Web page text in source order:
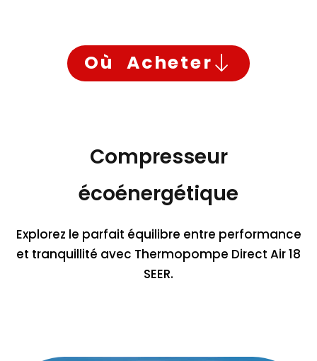
Où Acheter
Compresseur
écoénergétique
Explorez le parfait équilibre entre performance
et tranquillité avec Thermopompe Direct Air 18
SEER.